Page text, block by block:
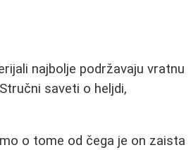
najbolje podržavaju vratnu
saveti o heljdi,
o tome od čega je on zaista